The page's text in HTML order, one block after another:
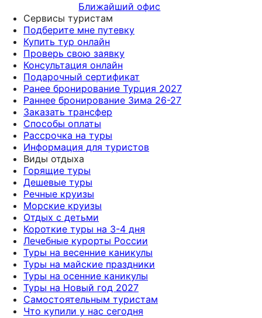
Ближайший офис
Сервисы туристам
Подберите мне путевку
Купить тур онлайн
Проверь свою заявку
Консультация онлайн
Подарочный сертификат
Ранее бронирование Турция 2027
Раннее бронирование Зима 26-27
Заказать трансфер
Способы оплаты
Рассрочка на туры
Информация для туристов
Виды отдыха
Горящие туры
Дешевые туры
Речные круизы
Морские круизы
Отдых с детьми
Короткие туры на 3-4 дня
Лечебные курорты России
Туры на весенние каникулы
Туры на майские праздники
Туры на осенние каникулы
Туры на Новый год 2027
Самостоятельным туристам
Что купили у нас сегодня